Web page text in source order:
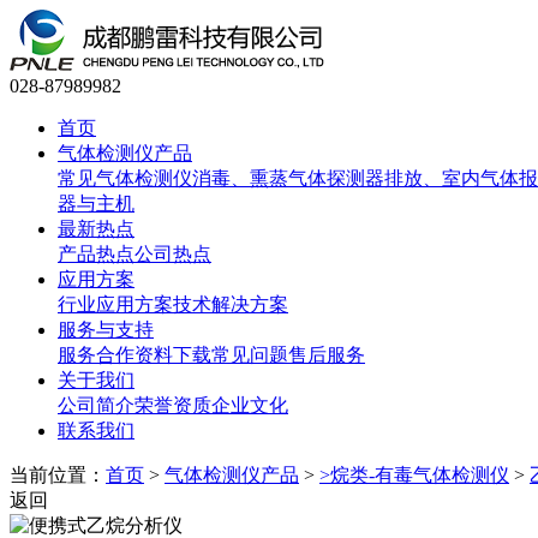
028-87989982
首页
气体检测仪产品
常见气体检测仪消毒、熏蒸气体探测器排放、室内气体
器与主机
最新热点
产品热点公司热点
应用方案
行业应用方案技术解决方案
服务与支持
服务合作资料下载常见问题售后服务
关于我们
公司简介荣誉资质企业文化
联系我们
当前位置： 首页 > 气体检测仪产品 > >烷类-有毒气体检测仪 >
返回